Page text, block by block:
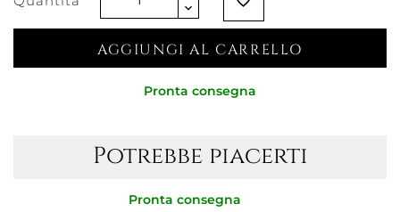
AGGIUNGI AL CARRELLO
Pronta consegna
Potrebbe piacerti
Pronta consegna